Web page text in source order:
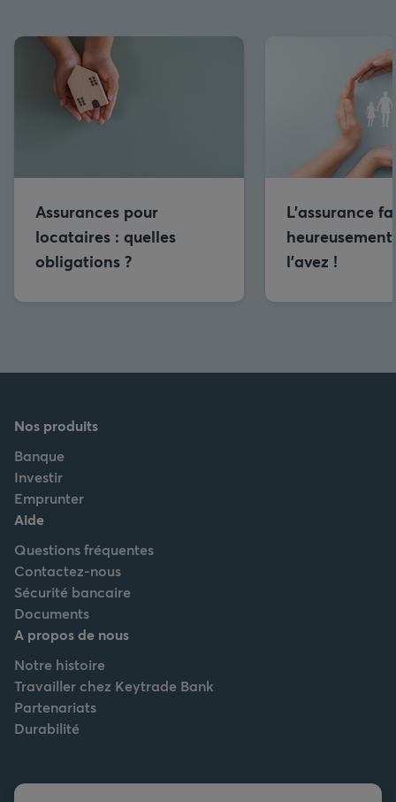
Assurances pour
locataires : quelles
obligations ?
L’assurance
l’avez !
Nos produits
Banque
Investir
Emprunter
Aide
Questions fréquentes
Contactez-nous
Sécurité bancaire
Documents
A propos de nous
Notre histoire
Travailler chez Keytrade Bank
Partenariats
Durabilité